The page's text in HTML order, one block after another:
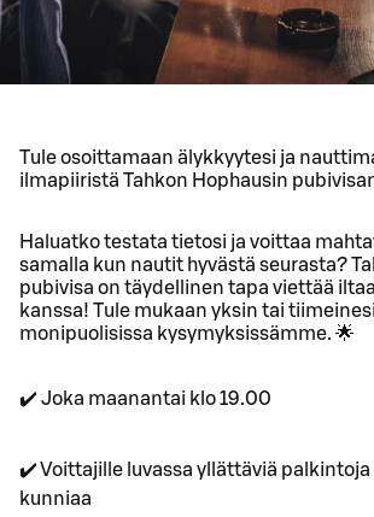
Tule osoittamaan älykkyytesi ja
ilmapiiristä Tahkon Hophausin
Haluatko testata tietosi ja voittaa
samalla kun nautit hyvästä seurasta?
pubivisa on täydellinen tapa viettää
kanssa! Tule mukaan yksin tai
monipuolisissa kysymyksissämme. 🌟
✔️ Joka maanantai klo 19.00
✔️ Voittajille luvassa yllättäviä palkintoja
kunniaa